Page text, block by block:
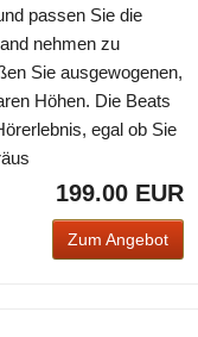
passen Sie die
nehmen zu
Sie ausgewogenen,
Höhen. Die Beats
egal ob Sie
199.00 EUR
Zum Angebot